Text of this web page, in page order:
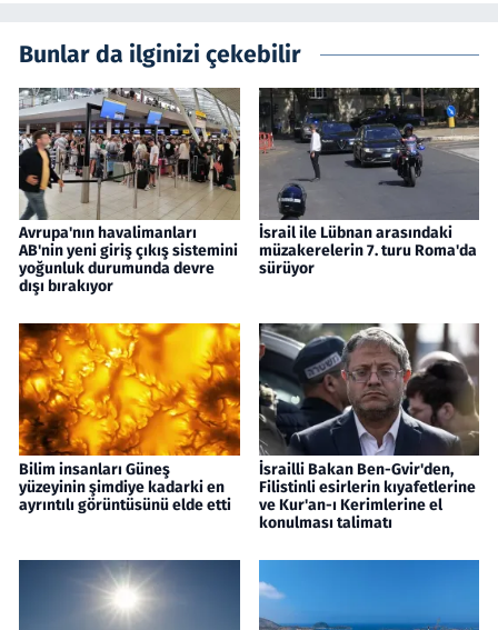
Bunlar da ilginizi çekebilir
Avrupa'nın havalimanları
AB'nin yeni giriş çıkış sistemini
yoğunluk durumunda devre
dışı bırakıyor
İsrail ile Lübnan arasındaki
müzakerelerin 7. turu Roma'da
sürüyor
Bilim insanları Güneş
yüzeyinin şimdiye kadarki en
ayrıntılı görüntüsünü elde etti
İsrailli Bakan Ben-Gvir'den,
Filistinli esirlerin kıyafetlerine
ve Kur'an-ı Kerimlerine el
konulması talimatı